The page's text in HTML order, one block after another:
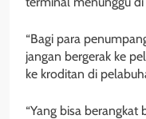
“Bagi para
jangan bergerak ke
ke kroditan di
“Yang bisa